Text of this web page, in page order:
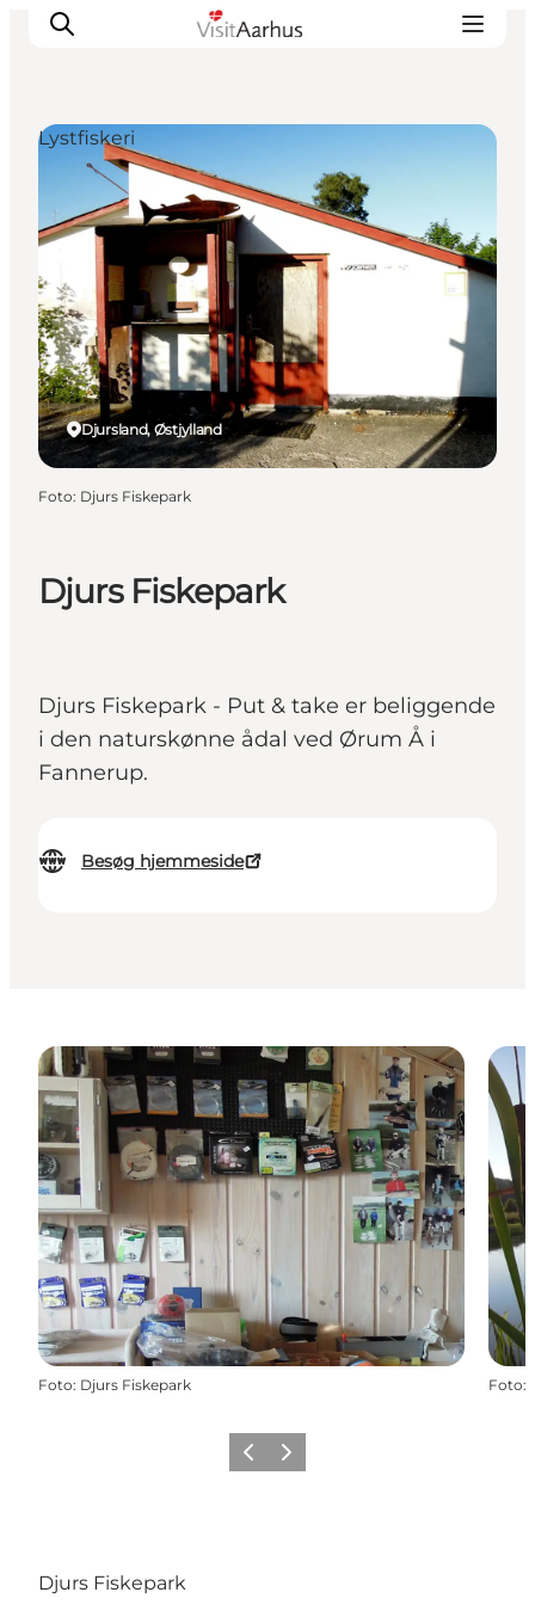
Oplevelser
Kalender
Byer og steder
Planlæg ferien
Transport
Djurs Fiskepark
Djurs Fiskepark - Put & take er beliggende
i den naturskønne ådal ved Ørum Å i
Fannerup.
Besøg hjemmeside
Djursland, Østjylland
Lystfiskeri
Foto: Djurs Fiskepark
Foto: Djurs Fiskepark Foto:
ForrigeNæste
Djurs Fiskepark